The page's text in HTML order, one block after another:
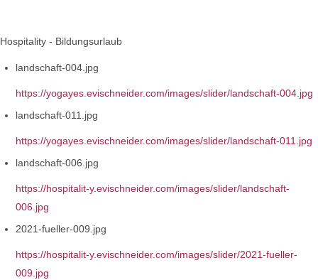
Hospitality - Bildungsurlaub
landschaft-004.jpg
https://yogayes.evischneider.com/images/slider/landschaft-004.jpg
landschaft-011.jpg
https://yogayes.evischneider.com/images/slider/landschaft-011.jpg
landschaft-006.jpg
https://hospitalit-y.evischneider.com/images/slider/landschaft-
006.jpg
2021-fueller-009.jpg
https://hospitalit-y.evischneider.com/images/slider/2021-fueller-
009.jpg